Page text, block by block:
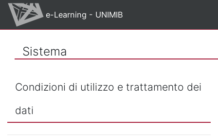
Vai al contenuto principale
e-Learning - UNIMIB
Sistema
Condizioni di utilizzo e trattamento dei
dati